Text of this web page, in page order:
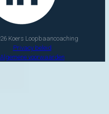
Koers Loopbaancoaching
Privacy beleid
Algemene voorwaarden